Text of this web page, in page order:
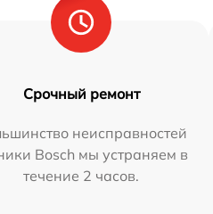
Срочный ремонт
неисправностей
Bosch мы устраняем в
течение 2 часов.